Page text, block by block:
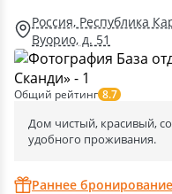
Россия, Республика
Вуорио, д. 51
Общий рейтинг 8.7
Дом чистый, красивый,
удобного проживания.
Раннее